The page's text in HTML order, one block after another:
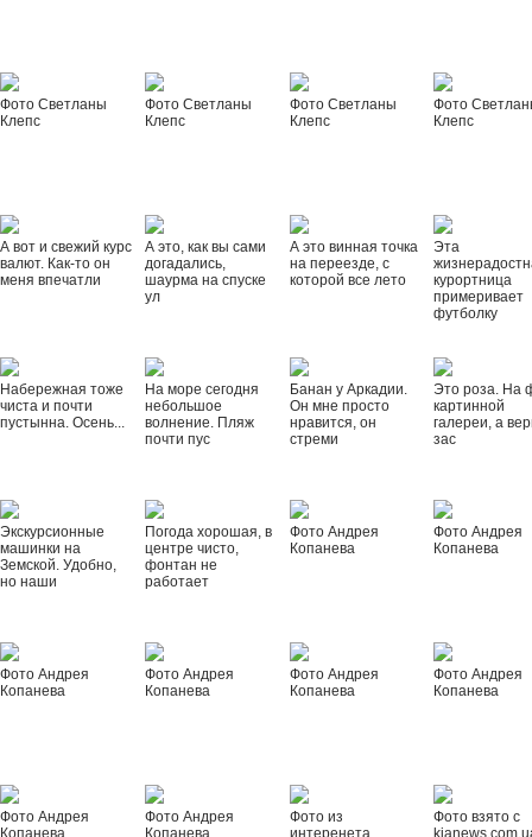
Фото Светланы
Клепс
Фото Светланы
Клепс
Фото Светланы
Клепс
Фото
Клепс
А вот и свежий курс
валют. Как-то он
меня впечатли
А это, как вы сами
догадались,
шаурма на спуске
ул
А это винная точка
на переезде, с
которой все лето
Эта
курортница
примеривает
футболку
Набережная тоже
чиста и почти
пустынна. Осень...
На море сегодня
небольшое
волнение. Пляж
почти пус
Банан у Аркадии.
Он мне просто
нравится, он
стреми
Это роза. На
картинной
галереи, а
зас
Экскурсионные
машинки на
Земской. Удобно,
но наши
Погода хорошая, в
центре чисто,
фонтан не
работает
Фото Андрея
Копанева
Фото Андрея
Копанева
Фото Андрея
Копанева
Фото Андрея
Копанева
Фото Андрея
Копанева
Фото Андрея
Копанева
Фото Андрея
Копанева
Фото Андрея
Копанева
Фото из
интеренета
Фото взято с